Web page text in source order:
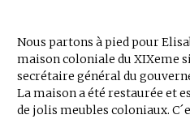
Nous partons à pied pour
maison coloniale du XIXeme
secrétaire général du
La maison a été restaurée et
de jolis meubles coloniaux.